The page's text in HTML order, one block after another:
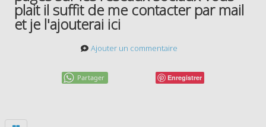
plait il suffit de me contacter par mail
et je l'ajouterai ici
Ajouter un commentaire
Partager Enregistrer